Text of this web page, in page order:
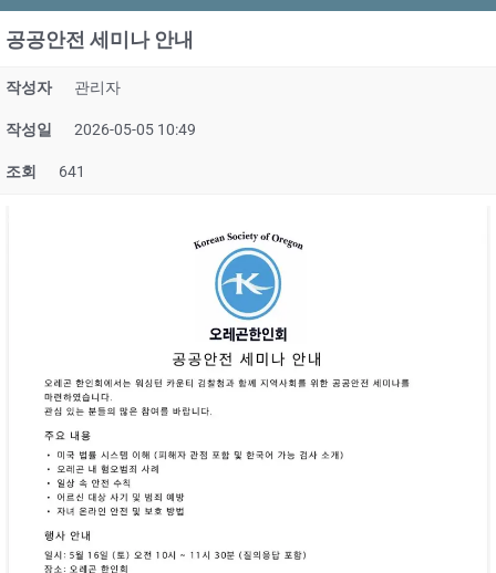
공공안전 세미나 안내
작성자 관리자
작성일 2026-05-05 10:49
조회 641